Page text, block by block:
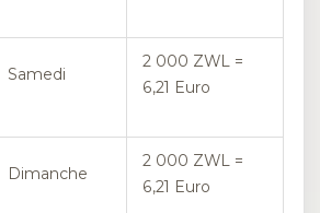
Samedi
2 000 ZWL =
6,21 Euro
Dimanche
2 000 ZWL =
6,21 Euro